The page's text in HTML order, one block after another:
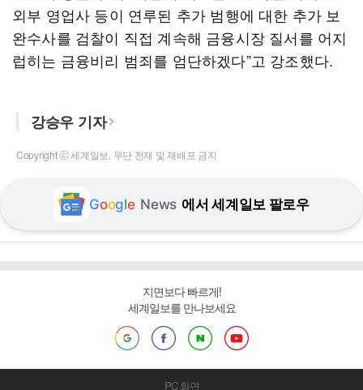
외부 영업사 등이 연루된 추가 범행에 대한 추가 보
완수사를 검찰이 직접 계속해 금융시장 질서를 어지
럽히는 금융비리 범죄를 엄단하겠다”고 강조했다.
강승우 기자
Copyright ⓒ 세계일보. 무단 전재 및 재배포 금지
Google News 에서 세계일보 팔로우
지면보다 빠르게!
세계일보를 만나보세요
PC 화면